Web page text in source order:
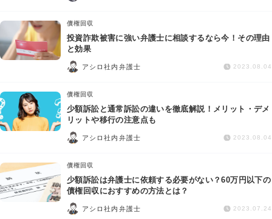
債権回収
投資詐欺被害に強い弁護士に相談するなら今！その理由
と効果
アシロ社内弁護士 2023.08.04
債権回収
少額訴訟と通常訴訟の違いを徹底解説！メリット・デメ
リットや移行の注意点も
アシロ社内弁護士 2023.08.04
債権回収
少額訴訟は弁護士に依頼する必要がない？60万円以下の
債権回収におすすめの方法とは？
アシロ社内弁護士 2023.07.24